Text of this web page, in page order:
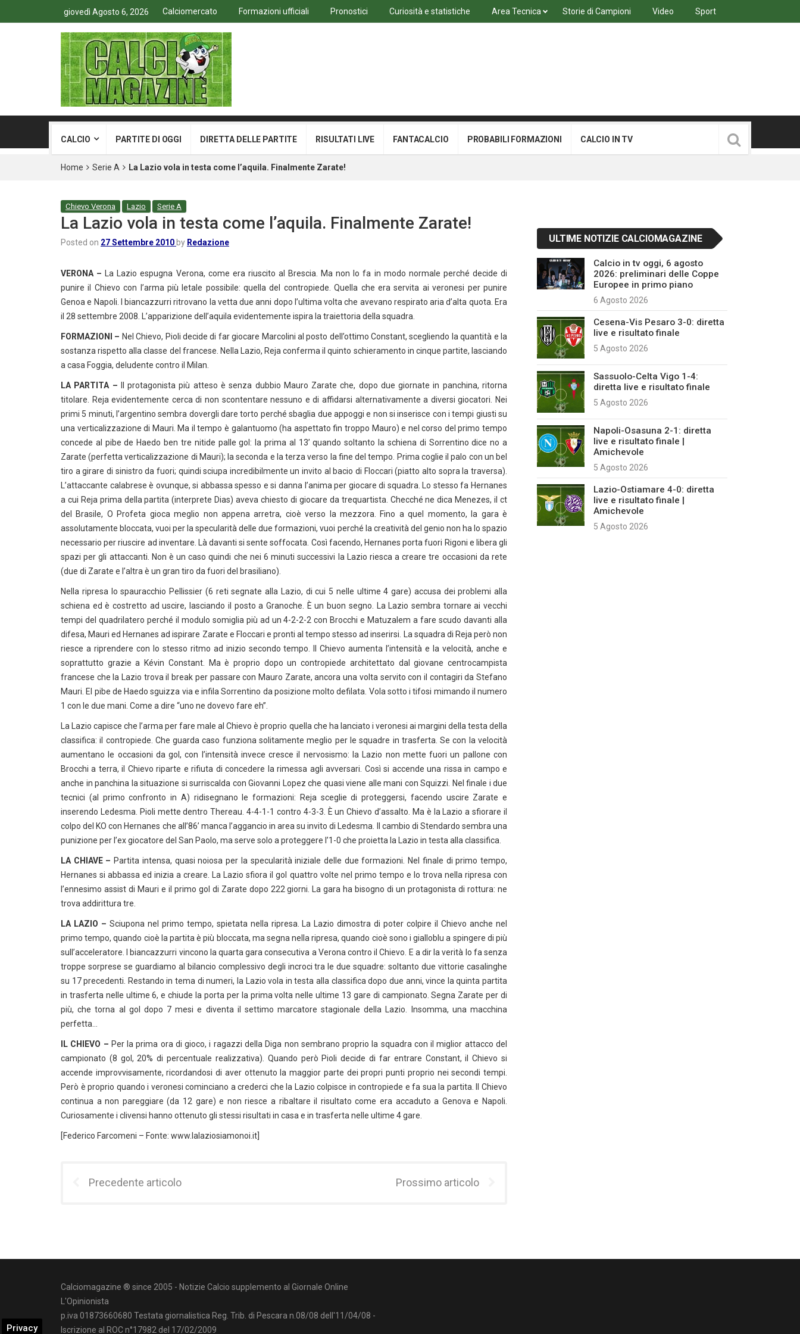
giovedì Agosto 6, 2026 Calciomercato Formazioni ufficiali Pronostici Curiosità e statistiche Area Tecnica Storie di Campioni Video Sport
CALCIO PARTITE DI OGGI DIRETTA DELLE PARTITE RISULTATI LIVE FANTACALCIO PROBABILI FORMAZIONI CALCIO IN TV
Home Serie A La Lazio vola in testa come l’aquila. Finalmente Zarate!
Chievo Verona Lazio Serie A
La Lazio vola in testa come l’aquila. Finalmente Zarate!
Posted on 27 Settembre 2010 by Redazione
VERONA – La Lazio espugna Verona, come era riuscito al Brescia. Ma non lo fa in modo normale perché decide di
punire il Chievo con l’arma più letale possibile: quella del contropiede. Quella che era servita ai veronesi per punire
Genoa e Napoli. I biancazzurri ritrovano la vetta due anni dopo l’ultima volta che avevano respirato aria d’alta quota. Era
il 28 settembre 2008. L’apparizione dell’aquila evidentemente ispira la traiettoria della squadra.
FORMAZIONI – Nel Chievo, Pioli decide di far giocare Marcolini al posto dell’ottimo Constant, scegliendo la quantità e la
sostanza rispetto alla classe del francese. Nella Lazio, Reja conferma il quinto schieramento in cinque partite, lasciando
a casa Foggia, deludente contro il Milan.
LA PARTITA – Il protagonista più atteso è senza dubbio Mauro Zarate che, dopo due giornate in panchina, ritorna
titolare. Reja evidentemente cerca di non scontentare nessuno e di affidarsi alternativamente a diversi giocatori. Nei
primi 5 minuti, l’argentino sembra dovergli dare torto perché sbaglia due appoggi e non si inserisce con i tempi giusti su
una verticalizzazione di Mauri. Ma il tempo è galantuomo (ha aspettato fin troppo Mauro) e nel corso del primo tempo
concede al pibe de Haedo ben tre nitide palle gol: la prima al 13’ quando soltanto la schiena di Sorrentino dice no a
Zarate (perfetta verticalizzazione di Mauri); la seconda e la terza verso la fine del tempo. Prima coglie il palo con un bel
tiro a girare di sinistro da fuori; quindi sciupa incredibilmente un invito al bacio di Floccari (piatto alto sopra la traversa).
L’attaccante calabrese è ovunque, si abbassa spesso e si danna l’anima per giocare di squadra. Lo stesso fa Hernanes
a cui Reja prima della partita (interprete Dias) aveva chiesto di giocare da trequartista. Checché ne dica Menezes, il ct
del Brasile, O Profeta gioca meglio non appena arretra, cioè verso la mezzora. Fino a quel momento, la gara è
assolutamente bloccata, vuoi per la specularità delle due formazioni, vuoi perché la creatività del genio non ha lo spazio
necessario per riuscire ad inventare. Là davanti si sente soffocata. Così facendo, Hernanes porta fuori Rigoni e libera gli
spazi per gli attaccanti. Non è un caso quindi che nei 6 minuti successivi la Lazio riesca a creare tre occasioni da rete
(due di Zarate e l’altra è un gran tiro da fuori del brasiliano).
Nella ripresa lo spauracchio Pellissier (6 reti segnate alla Lazio, di cui 5 nelle ultime 4 gare) accusa dei problemi alla
schiena ed è costretto ad uscire, lasciando il posto a Granoche. È un buon segno. La Lazio sembra tornare ai vecchi
tempi del quadrilatero perché il modulo somiglia più ad un 4-2-2-2 con Brocchi e Matuzalem a fare scudo davanti alla
difesa, Mauri ed Hernanes ad ispirare Zarate e Floccari e pronti al tempo stesso ad inserirsi. La squadra di Reja però non
riesce a riprendere con lo stesso ritmo ad inizio secondo tempo. Il Chievo aumenta l’intensità e la velocità, anche e
soprattutto grazie a Kévin Constant. Ma è proprio dopo un contropiede architettato dal giovane centrocampista
francese che la Lazio trova il break per passare con Mauro Zarate, ancora una volta servito con il contagiri da Stefano
Mauri. El pibe de Haedo sguizza via e infila Sorrentino da posizione molto defilata. Vola sotto i tifosi mimando il numero
1 con le due mani. Come a dire “uno ne dovevo fare eh”.
La Lazio capisce che l’arma per fare male al Chievo è proprio quella che ha lanciato i veronesi ai margini della testa della
classifica: il contropiede. Che guarda caso funziona solitamente meglio per le squadre in trasferta. Se con la velocità
aumentano le occasioni da gol, con l’intensità invece cresce il nervosismo: la Lazio non mette fuori un pallone con
Brocchi a terra, il Chievo riparte e rifiuta di concedere la rimessa agli avversari. Così si accende una rissa in campo e
anche in panchina la situazione si surriscalda con Giovanni Lopez che quasi viene alle mani con Squizzi. Nel finale i due
tecnici (al primo confronto in A) ridisegnano le formazioni: Reja sceglie di proteggersi, facendo uscire Zarate e
inserendo Ledesma. Pioli mette dentro Thereau. 4-4-1-1 contro 4-3-3. È un Chievo d’assalto. Ma è la Lazio a sfiorare il
colpo del KO con Hernanes che all’86’ manca l’aggancio in area su invito di Ledesma. Il cambio di Stendardo sembra una
punizione per l’ex giocatore del San Paolo, ma serve solo a proteggere l’1-0 che proietta la Lazio in testa alla classifica.
LA CHIAVE – Partita intensa, quasi noiosa per la specularità iniziale delle due formazioni. Nel finale di primo tempo,
Hernanes si abbassa ed inizia a creare. La Lazio sfiora il gol quattro volte nel primo tempo e lo trova nella ripresa con
l’ennesimo assist di Mauri e il primo gol di Zarate dopo 222 giorni. La gara ha bisogno di un protagonista di rottura: ne
trova addirittura tre.
LA LAZIO – Sciupona nel primo tempo, spietata nella ripresa. La Lazio dimostra di poter colpire il Chievo anche nel
primo tempo, quando cioè la partita è più bloccata, ma segna nella ripresa, quando cioè sono i gialloblu a spingere di più
sull’acceleratore. I biancazzurri vincono la quarta gara consecutiva a Verona contro il Chievo. E a dir la verità lo fa senza
troppe sorprese se guardiamo al bilancio complessivo degli incroci tra le due squadre: soltanto due vittorie casalinghe
su 17 precedenti. Restando in tema di numeri, la Lazio vola in testa alla classifica dopo due anni, vince la quinta partita
in trasferta nelle ultime 6, e chiude la porta per la prima volta nelle ultime 13 gare di campionato. Segna Zarate per di
più, che torna al gol dopo 7 mesi e diventa il settimo marcatore stagionale della Lazio. Insomma, una macchina
perfetta…
IL CHIEVO – Per la prima ora di gioco, i ragazzi della Diga non sembrano proprio la squadra con il miglior attacco del
campionato (8 gol, 20% di percentuale realizzativa). Quando però Pioli decide di far entrare Constant, il Chievo si
accende improvvisamente, ricordandosi di aver ottenuto la maggior parte dei propri punti proprio nei secondi tempi.
Però è proprio quando i veronesi cominciano a crederci che la Lazio colpisce in contropiede e fa sua la partita. Il Chievo
continua a non pareggiare (da 12 gare) e non riesce a ribaltare il risultato come era accaduto a Genova e Napoli.
Curiosamente i clivensi hanno ottenuto gli stessi risultati in casa e in trasferta nelle ultime 4 gare.
[Federico Farcomeni – Fonte: www.lalaziosiamonoi.it]
Precedente articolo Prossimo articolo
ULTIME NOTIZIE CALCIOMAGAZINE
Calcio in tv oggi, 6 agosto
2026: preliminari delle Coppe
Europee in primo piano
6 Agosto 2026
Cesena-Vis Pesaro 3-0: diretta
live e risultato finale
5 Agosto 2026
Sassuolo-Celta Vigo 1-4:
diretta live e risultato finale
5 Agosto 2026
Napoli-Osasuna 2-1: diretta
live e risultato finale |
Amichevole
5 Agosto 2026
Lazio-Ostiamare 4-0: diretta
live e risultato finale |
Amichevole
5 Agosto 2026
Calciomagazine ® since 2005 - Notizie Calcio supplemento al Giornale Online
L'Opinionista
p.iva 01873660680 Testata giornalistica Reg. Trib. di Pescara n.08/08 dell'11/04/08 -
Iscrizione al ROC n°17982 del 17/02/2009
Privacy